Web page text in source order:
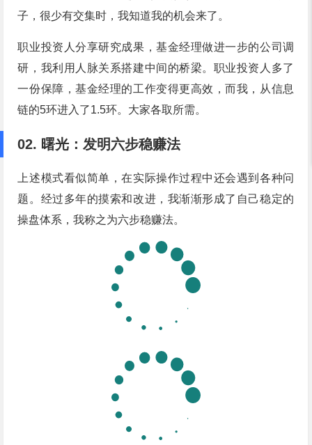
子，很少有交集时，我知道我的机会来了。
职业投资人分享研究成果，基金经理做进一步的公司调
研，我利用人脉关系搭建中间的桥梁。职业投资人多了
一份保障，基金经理的工作变得更高效，而我，从信息
链的5环进入了1.5环。大家各取所需。
02. 曙光：发明六步稳赚法
上述模式看似简单，在实际操作过程中还会遇到各种问
题。经过多年的摸索和改进，我渐渐形成了自己稳定的
操盘体系，我称之为六步稳赚法。